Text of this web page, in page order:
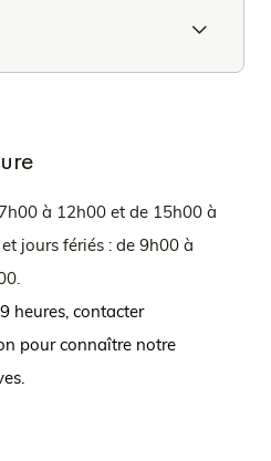
à 12h00 et de 15h00 à
jours fériés : de 9h00 à
heures, contacter
pour connaître notre